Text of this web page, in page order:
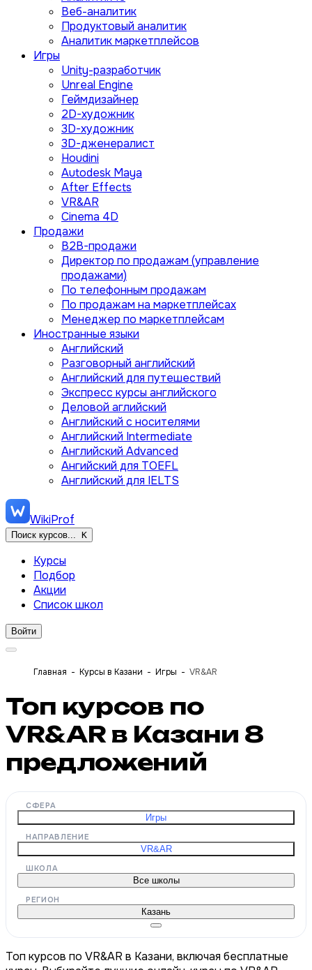
Веб-аналитик
Продуктовый аналитик
Аналитик маркетплейсов
Игры
Unity-разработчик
Unreal Engine
Геймдизайнер
2D-художник
3D-художник
3D-дженералист
Houdini
Autodesk Maya
After Effects
VR&AR
Cinema 4D
Продажи
B2B-продажи
Директор по продажам (управление
продажами)
По телефонным продажам
По продажам на маркетплейсах
Менеджер по маркетплейсам
Иностранные языки
Английский
Разговорный английский
Английский для путешествий
Экспресс курсы английского
Деловой аглийский
Английский с носителями
Английский Intermediate
Английский Advanced
Ангийский для TOEFL
Английский для IELTS
WikiProf
Поиск курсов... K
Курсы
Подбор
Акции
Список школ
Войти
Главная Курсы в Казани Игры VR&AR
Топ курсов по
VR&AR в Казани 8
предложений
СФЕРА
Игры
НАПРАВЛЕНИЕ
VR&AR
ШКОЛА
Все школы
РЕГИОН
Казань
Топ курсов по VR&AR в Казани, включая бесплатные